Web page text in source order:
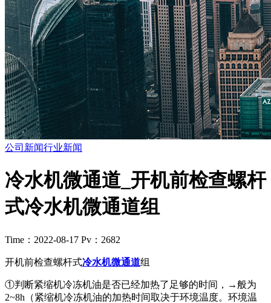
公司新闻行业新闻
冷水机微通道_开机前检查螺杆
式冷水机微通道组
Time：2022-08-17 Pv：2682
开机前检查螺杆式冷水机微通道组
①判断紧缩机冷冻机油是否已经加热了足够的时间，→般为
2~8h（紧缩机冷冻机油的加热时间取决于环境温度。环境温